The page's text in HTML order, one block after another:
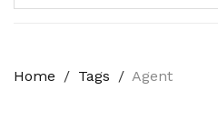
Home / Tags / Agent